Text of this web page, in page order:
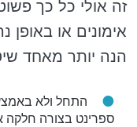
זה אולי כל כך
אימונים או
הנה יותר מאחד
התחל ולא
ספרינט בצורה חלקה